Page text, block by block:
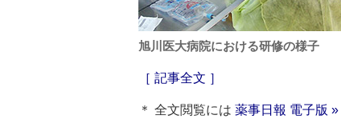
旭川医大病院における研修の様子
［ 記事全文 ］
＊ 全文閲覧には 薬事日報 電子版 »